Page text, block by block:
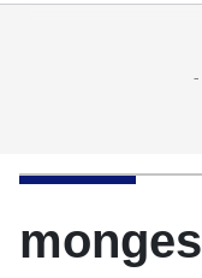
monges